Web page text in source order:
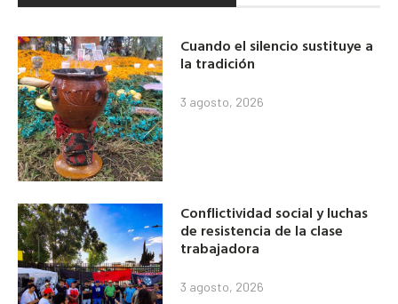
Cuando el silencio sustituye a
la tradición
3 agosto, 2026
Conflictividad social y luchas
de resistencia de la clase
trabajadora
3 agosto, 2026